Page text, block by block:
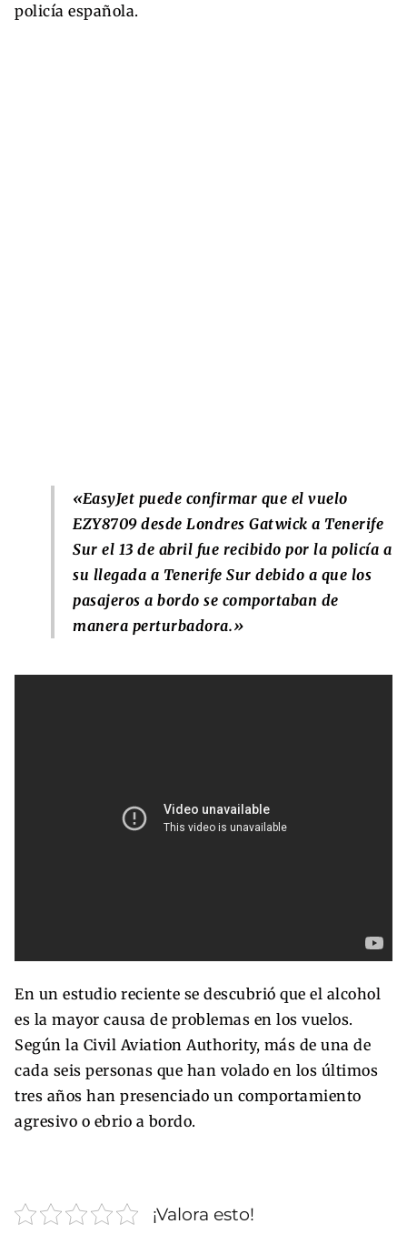
policía española.
«EasyJet puede confirmar que el vuelo
EZY8709 desde Londres Gatwick a Tenerife
Sur el 13 de abril fue recibido por la policía a
su llegada a Tenerife Sur debido a que los
pasajeros a bordo se comportaban de
manera perturbadora.»
En un estudio reciente se descubrió que el alcohol
es la mayor causa de problemas en los vuelos.
Según la Civil Aviation Authority, más de una de
cada seis personas que han volado en los últimos
tres años han presenciado un comportamiento
agresivo o ebrio a bordo.
¡Valora esto!